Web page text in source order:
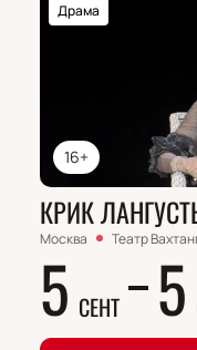
16+
Драма
КРИК
Москва Театр
5 СЕНТ 5